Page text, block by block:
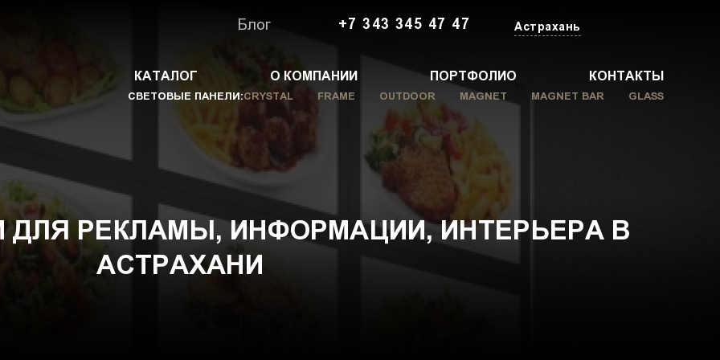
Блог +7 343 345 47 47 Астрахань
КАТАЛОГ О КОМПАНИИ ПОРТФОЛИО КОНТАКТЫ
СВЕТОВЫЕ ПАНЕЛИ:CRYSTAL FRAME OUTDOOR MAGNET MAGNET BAR GLASS
РЕКЛАМЫ, ИНФОРМАЦИИ, ИНТЕРЬЕРА В
АСТРАХАНИ